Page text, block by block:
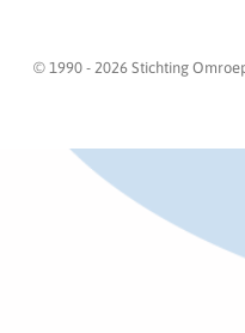
© 1990 - 2026 Stichting